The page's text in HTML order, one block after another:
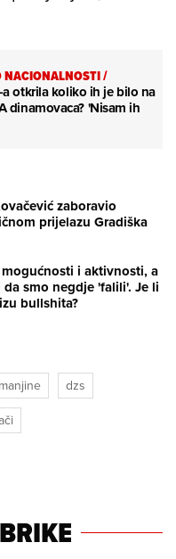
/
a otkrila koliko ih je bilo na
dinamovaca? 'Nisam ih
zaboravio
prijelazu Gradiška
i aktivnosti, a
smo negdje 'falili'. Je li
bullshita?
dzs